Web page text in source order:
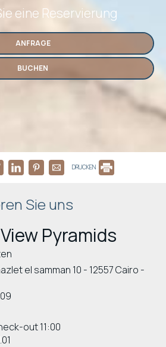
eine Reservierung
ANFRAGE
BUCHEN
DRUCKEN
Sie uns
Pyramids
el samman 10 - 12557 Cairo -
out 11:00